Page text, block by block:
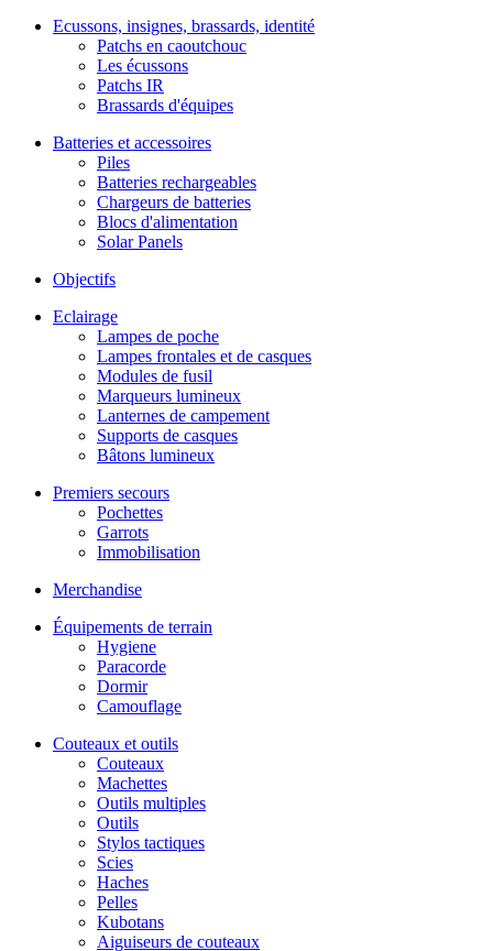
Ecussons, insignes, brassards, identité
Patchs en caoutchouc
Les écussons
Patchs IR
Brassards d'équipes
Batteries et accessoires
Piles
Batteries rechargeables
Chargeurs de batteries
Blocs d'alimentation
Solar Panels
Objectifs
Eclairage
Lampes de poche
Lampes frontales et de casques
Modules de fusil
Marqueurs lumineux
Lanternes de campement
Supports de casques
Bâtons lumineux
Premiers secours
Pochettes
Garrots
Immobilisation
Merchandise
Équipements de terrain
Hygiene
Paracorde
Dormir
Camouflage
Couteaux et outils
Couteaux
Machettes
Outils multiples
Outils
Stylos tactiques
Scies
Haches
Pelles
Kubotans
Aiguiseurs de couteaux